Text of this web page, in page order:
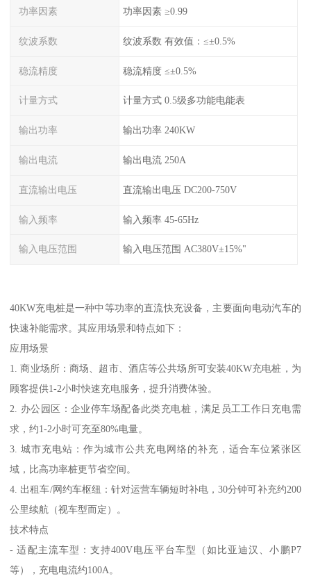
功率因素 功率因素 ≥0.99
纹波系数 纹波系数 有效值：≤±0.5%
稳流精度 稳流精度 ≤±0.5%
计量方式 计量方式 0.5级多功能电能表
输出功率 输出功率 240KW
输出电流 输出电流 250A
直流输出电压 直流输出电压 DC200-750V
输入频率 输入频率 45-65Hz
输入电压范围 输入电压范围 AC380V±15%"
40KW充电桩是一种中等功率的直流快充设备，主要面向电动汽车的
快速补能需求。其应用场景和特点如下：
应用场景
1. 商业场所：商场、超市、酒店等公共场所可安装40KW充电桩，为
顾客提供1-2小时快速充电服务，提升消费体验。
2. 办公园区：企业停车场配备此类充电桩，满足员工工作日充电需
求，约1-2小时可充至80%电量。
3. 城市充电站：作为城市公共充电网络的补充，适合车位紧张区
域，比高功率桩更节省空间。
4. 出租车/网约车枢纽：针对运营车辆短时补电，30分钟可补充约200
公里续航（视车型而定）。
技术特点
- 适配主流车型：支持400V电压平台车型（如比亚迪汉、小鹏P7
等），充电电流约100A。